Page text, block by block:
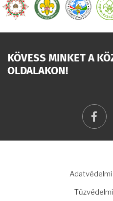
KÖVESS MINKET A
OLDALAKON!